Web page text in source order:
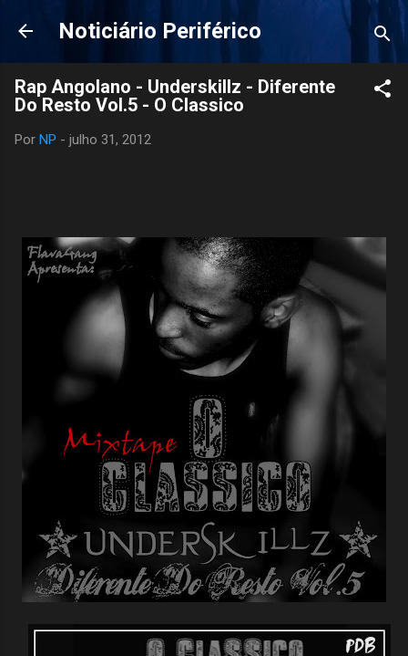
Pular para o conteúdo principal
Noticiário Periférico
Rap Angolano - Underskillz - Diferente
Do Resto Vol.5 - O Classico
Por NP - julho 31, 2012